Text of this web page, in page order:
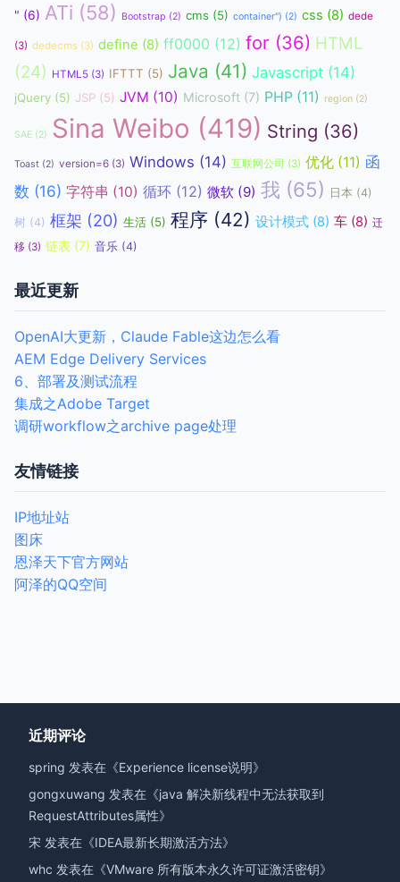
" (6) ATi (58) Bootstrap (2) cms (5) container") (2) css (8) dede
(3) dedecms (3) define (8) ff0000 (12) for (36) HTML
(24) HTML5 (3) IFTTT (5) Java (41) Javascript (14)
jQuery (5) JSP (5) JVM (10) Microsoft (7) PHP (11) region (2)
SAE (2) Sina Weibo (419) String (36)
Toast (2) version=6 (3) Windows (14) 互联网公司 (3) 优化 (11) 函
数 (16) 字符串 (10) 循环 (12) 微软 (9) 我 (65) 日本 (4)
树 (4) 框架 (20) 生活 (5) 程序 (42) 设计模式 (8) 车 (8) 迁
移 (3) 链表 (7) 音乐 (4)
最近更新
OpenAI大更新，Claude Fable这边怎么看
AEM Edge Delivery Services
6、部署及测试流程
集成之Adobe Target
调研workflow之archive page处理
友情链接
IP地址站
图床
恩泽天下官方网站
阿泽的QQ空间
近期评论
spring 发表在《Experience license说明》
gongxuwang 发表在《java 解决新线程中无法获取到
RequestAttributes属性》
宋 发表在《IDEA最新长期激活方法》
whc 发表在《VMware 所有版本永久许可证激活密钥》